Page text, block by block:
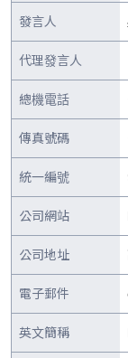
發言人
代理發言人
總機電話
傳真號碼
統一編號
公司網站
公司地址
電子郵件
英文簡稱